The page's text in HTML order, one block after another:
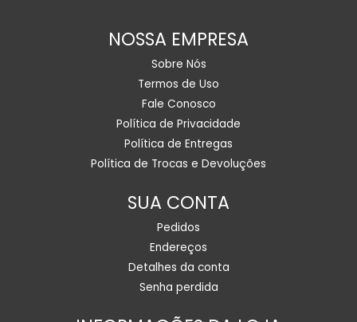
NOSSA EMPRESA
Sobre Nós
Termos de Uso
Fale Conosco
Política de Privacidade
Política de Entregas
Política de Trocas e Devoluções
SUA CONTA
Pedidos
Endereços
Detalhes da conta
Senha perdida